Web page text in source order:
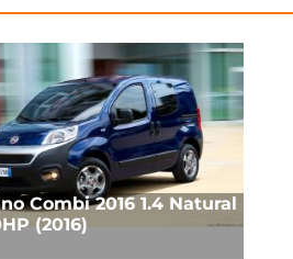
Combi 2016 1.4 Natural
(2016)